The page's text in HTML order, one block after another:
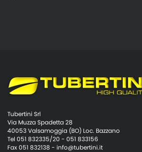
Tubertini Srl
Via Muzza Spadetta 28
40053 Valsamoggia (BO) Loc. Bazzano
Tel 051 832335/20 - 051 833156
Fax 051 832138 - info@tubertini.it